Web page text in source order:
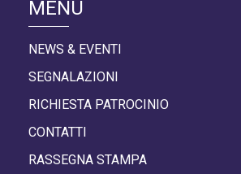
MENÙ
NEWS & EVENTI
SEGNALAZIONI
RICHIESTA PATROCINIO
CONTATTI
RASSEGNA STAMPA